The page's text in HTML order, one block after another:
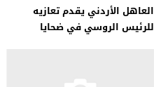
العاهل الأردني يقدم تعازيه
للرئيس الروسي في ضحايا